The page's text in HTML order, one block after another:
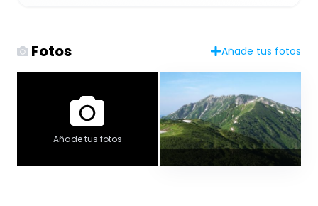
Fotos Añade tus fotos
Añade tus fotos